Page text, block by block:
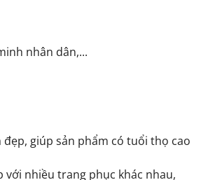
nhân dân,...
giúp sản phẩm có tuổi thọ cao
với nhiều trang phục khác nhau,